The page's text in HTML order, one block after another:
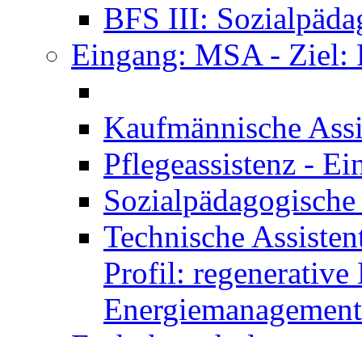
BFS III:
Eingang: MSA - Ziel:
Kaufmännische
Pflegeassistenz -
Technische
Profil: regenerative
Energiemanagement